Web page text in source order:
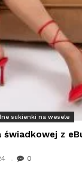
sukienki na wesele
świadkowej z
0